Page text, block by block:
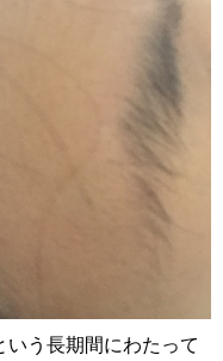
う長期間にわたって